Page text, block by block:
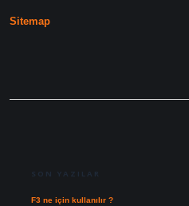
Sitemap
SON YAZILAR
F3 ne için kullanılır ?